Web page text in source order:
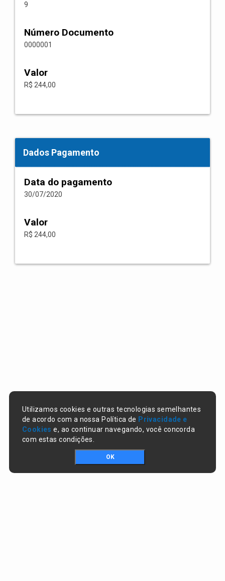
9
Número Documento
0000001
Valor
R$ 244,00
Dados Pagamento
Data do pagamento
30/07/2020
Valor
R$ 244,00
Utilizamos cookies e outras tecnologias semelhantes
de acordo com a nossa Política de Privacidade e
Cookies e, ao continuar navegando, você concorda
com estas condições.
OK